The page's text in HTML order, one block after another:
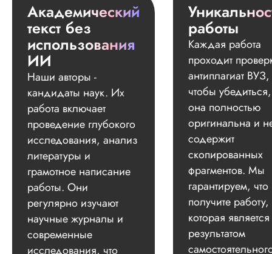
Академический
текст без
использования
ИИ
Наши авторы -
кандидаты наук. Их
работа включает
проведение глубокого
исследования, анализ
литературы и
грамотное написание
работы. Они
регулярно изучают
научные журналы и
современные
исследования, что
работы
Каждая работа
проходит
антиплагиат ВУЗ,
чтобы
она полностью
оригинальна и
содержит
скопированных
фрагментов. Мы
гарантируем,
получите работу,
которая является
результатом